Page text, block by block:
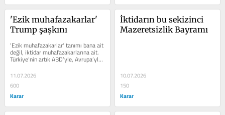
'Ezik muhafazakarlar'
Trump şaşkını
'Ezik muhafazakarlar' tanımı bana ait
değil, iktidar muhafazakarlarına ait.
Türkiye’nin artık ABD’yle, Avrupa’yla
ilişkilerde...
11.07.2026
600
Karar
İktidarın bu sekizinci
Mazeretsizlik Bayramı
10.07.2026
150
Karar